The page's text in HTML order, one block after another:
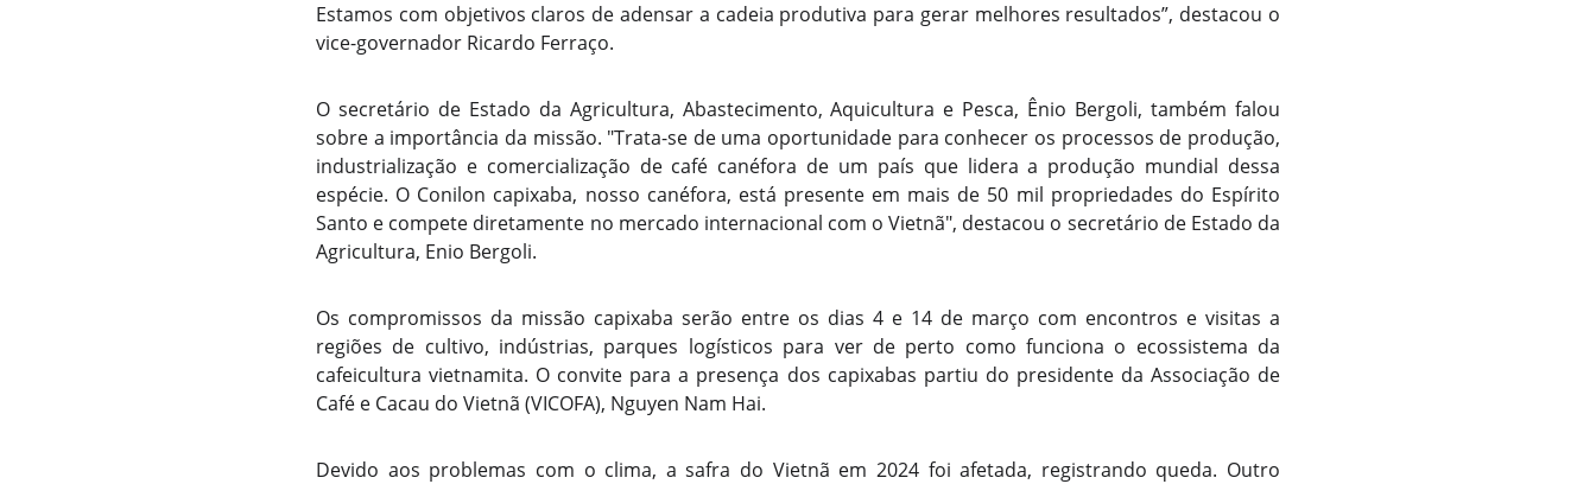
Estamos com objetivos claros de adensar a cadeia produtiva para gerar melhores resultados”, destacou o
vice-governador Ricardo Ferraço.
O secretário de Estado da Agricultura, Abastecimento, Aquicultura e Pesca, Ênio Bergoli, também falou
sobre a importância da missão. "Trata-se de uma oportunidade para conhecer os processos de produção,
industrialização e comercialização de café canéfora de um país que lidera a produção mundial dessa
espécie. O Conilon capixaba, nosso canéfora, está presente em mais de 50 mil propriedades do Espírito
Santo e compete diretamente no mercado internacional com o Vietnã", destacou o secretário de Estado da
Agricultura, Enio Bergoli.
Os compromissos da missão capixaba serão entre os dias 4 e 14 de março com encontros e visitas a
regiões de cultivo, indústrias, parques logísticos para ver de perto como funciona o ecossistema da
cafeicultura vietnamita. O convite para a presença dos capixabas partiu do presidente da Associação de
Café e Cacau do Vietnã (VICOFA), Nguyen Nam Hai.
Devido aos problemas com o clima, a safra do Vietnã em 2024 foi afetada, registrando queda. Outro